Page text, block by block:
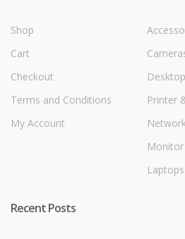
Shop
Cart
Checkout
Terms and Conditions
My Account
Printer
Recent Posts